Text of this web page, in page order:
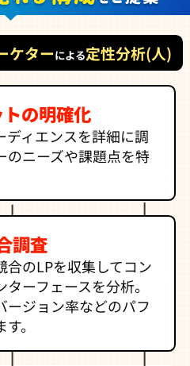
ケターによる定性分析(人)
の明確化
ディエンスを詳細に調
のニーズや課題点を特
調査
合のLPを収集してコン
ーフェースを分析。
ージョン率などのパフ
。